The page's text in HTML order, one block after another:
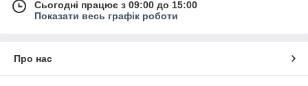
Сьогодні працює з 09:00 до 15:00
Показати весь графік роботи
Про нас